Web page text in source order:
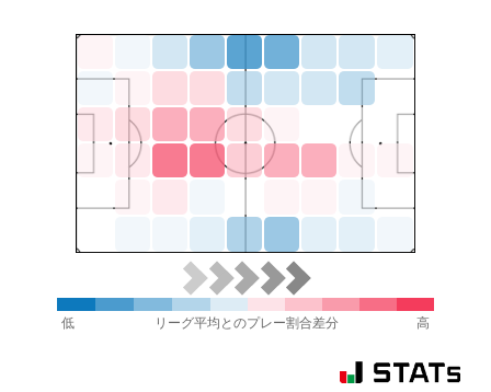
低 リーグ平均とのプレー割合差分 高